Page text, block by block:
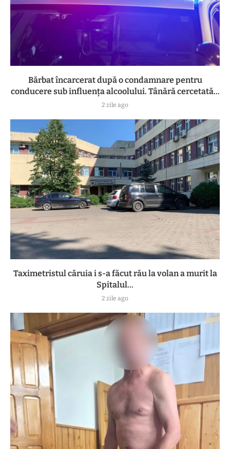
Bărbat încarcerat după o condamnare pentru
conducere sub influența alcoolului. Tânără cercetată...
2 zile ago
Taximetristul căruia i s-a făcut rău la volan a murit la
Spitalul...
2 zile ago